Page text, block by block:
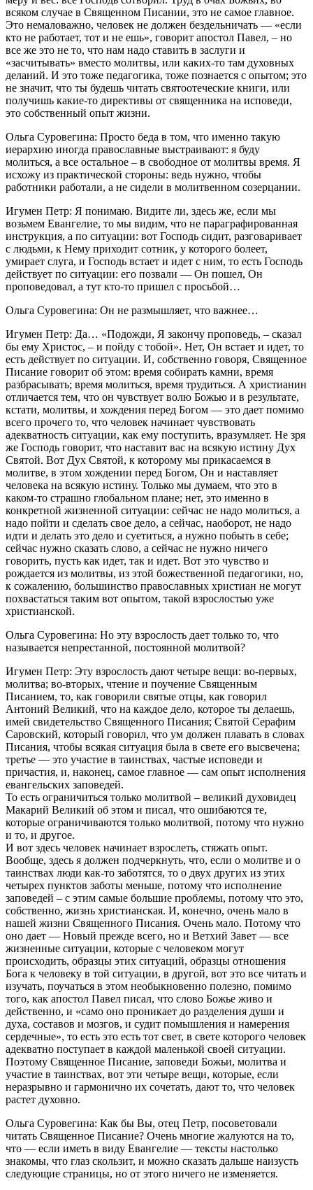
всяком случае в Священном Писании, это не самое главное.
Это немаловажно, человек не должен бездельничать — «если
кто не работает, тот и не ешь», говорит апостол Павел, – но
все же это не то, что нам надо ставить в заслуги и
«засчитывать» вместо молитвы, или каких-то там духовных
деланий. И это тоже педагогика, тоже познается с опытом; это
не значит, что ты будешь читать святоотеческие книги, или
получишь какие-то директивы от священника на исповеди,
это собственный опыт жизни.
Ольга Суровегина: Просто беда в том, что именно такую
иерархию иногда православные выстраивают: я буду
молиться, а все остальное – в свободное от молитвы время. Я
исхожу из практической стороны: ведь нужно, чтобы
работники работали, а не сидели в молитвенном созерцании.
Игумен Петр: Я понимаю. Видите ли, здесь же, если мы
возьмем Евангелие, то мы видим, что не параграфированная
инструкция, а по ситуации: вот Господь сидит, разговаривает
с людьми, к Нему приходит сотник, у которого болеет,
умирает слуга, и Господь встает и идет с ним, то есть Господь
действует по ситуации: его позвали — Он пошел, Он
проповедовал, а тут кто-то пришел с просьбой…
Ольга Суровегина: Он не размышляет, что важнее…
Игумен Петр: Да… «Подожди, Я закончу проповедь, – сказал
бы ему Христос, – и пойду с тобой». Нет, Он встает и идет, то
есть действует по ситуации. И, собственно говоря, Священное
Писание говорит об этом: время собирать камни, время
разбрасывать; время молиться, время трудиться. А христианин
отличается тем, что он чувствует волю Божью и в результате,
кстати, молитвы, и хождения перед Богом — это дает помимо
всего прочего то, что человек начинает чувствовать
адекватность ситуации, как ему поступить, вразумляет. Не зря
же Господь говорит, что наставит вас на всякую истину Дух
Святой. Вот Дух Святой, к которому мы прикасаемся в
молитве, в этом хождении перед Богом, Он и наставляет
человека на всякую истину. Только мы думаем, что это в
каком-то страшно глобальном плане; нет, это именно в
конкретной жизненной ситуации: сейчас не надо молиться, а
надо пойти и сделать свое дело, а сейчас, наоборот, не надо
идти и делать это дело и суетиться, а нужно побыть в себе;
сейчас нужно сказать слово, а сейчас не нужно ничего
говорить, пусть как идет, так и идет. Вот это чувство и
рождается из молитвы, из этой божественной педагогики, но,
к сожалению, большинство православных христиан не могут
похвастаться таким вот опытом, такой взрослостью уже
христианской.
Ольга Суровегина: Но эту взрослость дает только то, что
называется непрестанной, постоянной молитвой?
Игумен Петр: Эту взрослость дают четыре вещи: во-первых,
молитва; во-вторых, чтение и поучение Священным
Писанием, то, как говорили святые отцы, как говорил
Антоний Великий, что на каждое дело, которое ты делаешь,
имей свидетельство Священного Писания; Святой Серафим
Саровский, который говорил, что ум должен плавать в словах
Писания, чтобы всякая ситуация была в свете его высвечена;
третье — это участие в таинствах, частые исповеди и
причастия, и, наконец, самое главное — сам опыт исполнения
евангельских заповедей.
То есть ограничиться только молитвой – великий духовидец
Макарий Великий об этом и писал, что ошибаются те,
которые ограничиваются только молитвой, потому что нужно
и то, и другое.
И вот здесь человек начинает взрослеть, стяжать опыт.
Вообще, здесь я должен подчеркнуть, что, если о молитве и о
таинствах люди как-то заботятся, то о двух других из этих
четырех пунктов заботы меньше, потому что исполнение
заповедей – с этим самые большие проблемы, потому что это,
собственно, жизнь христианская. И, конечно, очень мало в
нашей жизни Священного Писания. Очень мало. Потому что
оно дает — Новый прежде всего, но и Ветхий Завет — все
жизненные ситуации, которые с человеком могут
происходить, образцы этих ситуаций, образцы отношения
Бога к человеку в той ситуации, в другой, вот это все читать и
изучать, поучаться в этом необыкновенно полезно, помимо
того, как апостол Павел писал, что слово Божье живо и
действенно, и «само оно проникает до разделения души и
духа, составов и мозгов, и судит помышления и намерения
сердечные», то есть это есть тот свет, в свете которого человек
адекватно поступает в каждой маленькой своей ситуации.
Поэтому Священное Писание, заповеди Божьи, молитва и
участие в таинствах, вот эти четыре вещи, которые, если
неразрывно и гармонично их сочетать, дают то, что человек
растет духовно.
Ольга Суровегина: Как бы Вы, отец Петр, посоветовали
читать Священное Писание? Очень многие жалуются на то,
что — если иметь в виду Евангелие — тексты настолько
знакомы, что глаз скользит, и можно сказать дальше наизусть
следующие страницы, но от этого ничего не изменяется.